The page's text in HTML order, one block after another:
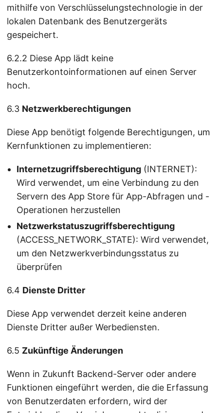
mithilfe von Verschlüsselungstechnologie in der
lokalen Datenbank des Benutzergeräts
gespeichert.
6.2.2 Diese App lädt keine
Benutzerkontoinformationen auf einen Server
hoch.
6.3 Netzwerkberechtigungen
Diese App benötigt folgende Berechtigungen, um
Kernfunktionen zu implementieren:
Internetzugriffsberechtigung (INTERNET):
Wird verwendet, um eine Verbindung zu den
Servern des App Store für App-Abfragen und -
Operationen herzustellen
Netzwerkstatuszugriffsberechtigung
(ACCESS_NETWORK_STATE): Wird verwendet,
um den Netzwerkverbindungsstatus zu
überprüfen
6.4 Dienste Dritter
Diese App verwendet derzeit keine anderen
Dienste Dritter außer Werbediensten.
6.5 Zukünftige Änderungen
Wenn in Zukunft Backend-Server oder andere
Funktionen eingeführt werden, die die Erfassung
von Benutzerdaten erfordern, wird der